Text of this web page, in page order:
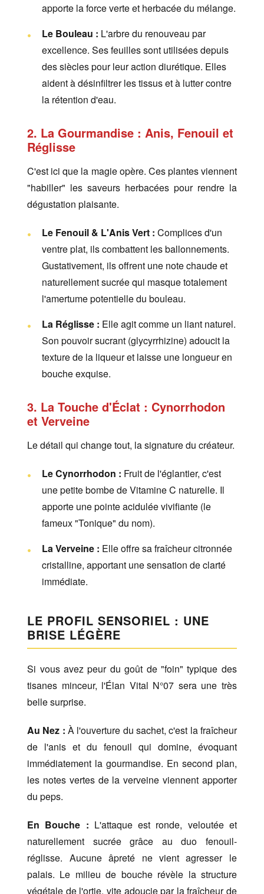
apporte la force verte et herbacée du mélange.
Le Bouleau : L'arbre du renouveau par
excellence. Ses feuilles sont utilisées depuis
des siècles pour leur action diurétique. Elles
aident à désinfiltrer les tissus et à lutter contre
la rétention d'eau.
2. La Gourmandise : Anis, Fenouil et
Réglisse
C'est ici que la magie opère. Ces plantes viennent
"habiller" les saveurs herbacées pour rendre la
dégustation plaisante.
Le Fenouil & L'Anis Vert : Complices d'un
ventre plat, ils combattent les ballonnements.
Gustativement, ils offrent une note chaude et
naturellement sucrée qui masque totalement
l'amertume potentielle du bouleau.
La Réglisse : Elle agit comme un liant naturel.
Son pouvoir sucrant (glycyrrhizine) adoucit la
texture de la liqueur et laisse une longueur en
bouche exquise.
3. La Touche d'Éclat : Cynorrhodon
et Verveine
Le détail qui change tout, la signature du créateur.
Le Cynorrhodon : Fruit de l'églantier, c'est
une petite bombe de Vitamine C naturelle. Il
apporte une pointe acidulée vivifiante (le
fameux "Tonique" du nom).
La Verveine : Elle offre sa fraîcheur citronnée
cristalline, apportant une sensation de clarté
immédiate.
LE PROFIL SENSORIEL : UNE
BRISE LÉGÈRE
Si vous avez peur du goût de "foin" typique des
tisanes minceur, l'Élan Vital N°07 sera une très
belle surprise.
Au Nez : À l'ouverture du sachet, c'est la fraîcheur
de l'anis et du fenouil qui domine, évoquant
immédiatement la gourmandise. En second plan,
les notes vertes de la verveine viennent apporter
du peps.
En Bouche : L'attaque est ronde, veloutée et
naturellement sucrée grâce au duo fenouil-
réglisse. Aucune âpreté ne vient agresser le
palais. Le milieu de bouche révèle la structure
végétale de l'ortie, vite adoucie par la fraîcheur de